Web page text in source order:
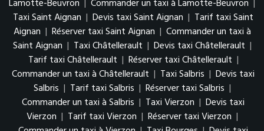
Lamotte-Beuvron | Commander un taxi à Lamotte-Beuvron |
Taxi Saint Aignan | Devis taxi Saint Aignan | Tarif taxi Saint
Aignan | Réserver taxi Saint Aignan | Commander un taxi à
Saint Aignan | Taxi Châtellerault | Devis taxi Châtellerault |
Tarif taxi Châtellerault | Réserver taxi Châtellerault |
Commander un taxi à Châtellerault | Taxi Salbris | Devis taxi
Salbris | Tarif taxi Salbris | Réserver taxi Salbris |
Commander un taxi à Salbris | Taxi Vierzon | Devis taxi
Vierzon | Tarif taxi Vierzon | Réserver taxi Vierzon |